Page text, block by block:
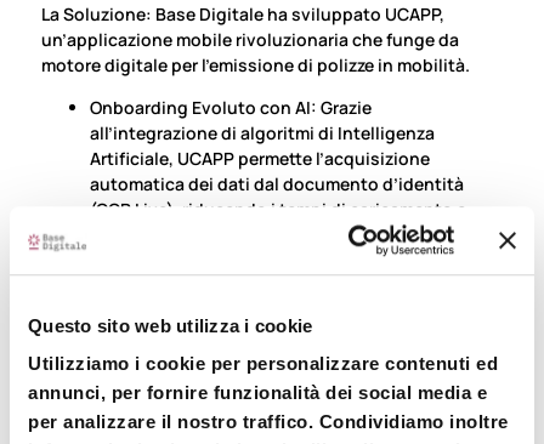
Questo sito web utilizza i cookie
Utilizziamo i cookie per personalizzare contenuti ed
annunci, per fornire funzionalità dei social media e
per analizzare il nostro traffico. Condividiamo inoltre
La Soluzione: Base Digitale ha sviluppato UCAPP,
un’applicazione mobile rivoluzionaria che funge da
motoredigitale per l’emissionedi polizze in mobilità.
Onboarding Evoluto con AI: Grazie
all’integrazionedi algoritmi di Intelligenza
Artificiale, UCAPP permette l’acquisizione
automatica dei dati dal documento d’identità
(OCR Live), riducendo i tempi di caricamento e
Prossimità via QR Code: Il
Code. Questo consente al cliente
l’intermediario in totale sicurezzadi rettamente dal
proprio smartphone, senza necessitàdi installare
alcuna App.
Notarizzazione in Blockchain: Ogni step del